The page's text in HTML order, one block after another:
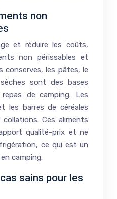
non
et réduire les coûts,
non périssables et
conserves, les pâtes, le
sont des bases
de camping. Les
les barres de céréales
Ces aliments
qualité-prix et ne
ce qui est un
camping.
sains pour les